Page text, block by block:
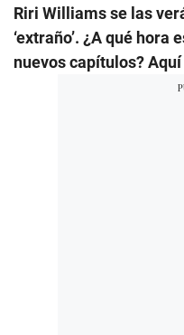
Riri Williams se las
‘extraño’. ¿A qué
nuevos capítulos?